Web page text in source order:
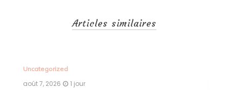
Articles similaires
Uncategorized
août 7, 2026 1 jour